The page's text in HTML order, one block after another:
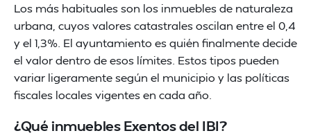
Los más habituales son los inmuebles de naturaleza
urbana, cuyos valores catastrales oscilan entre el 0,4
y el 1,3%. El ayuntamiento es quién finalmente decide
el valor dentro de esos límites. Estos tipos pueden
variar ligeramente según el municipio y las políticas
fiscales locales vigentes en cada año.
¿Qué inmuebles Exentos del IBI?